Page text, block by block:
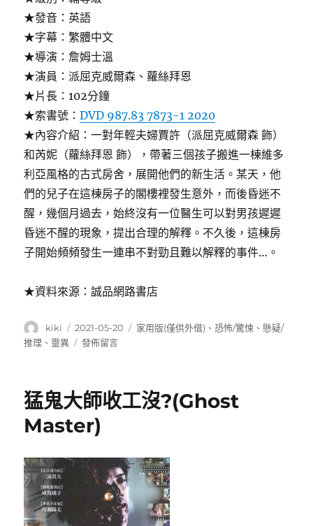
★發音：英語
★字幕：繁體中文
★導演：詹姆士溫
★演員：派屈克威爾森、蘿絲拜恩
★片長：102分鐘
★索書號：DVD 987.83 7873-1 2020
★內容介紹：一對年輕夫婦賈許（派屈克威爾森 飾）
和芮妮（蘿絲拜恩 飾），帶著三個孩子搬進一棟維多
利亞風格的古式房舍，展開他們的新生活。某天，他
們的兒子在這棟房子的閣樓裡發生意外，而後昏迷不
醒，幾個月過去，始終沒有一位醫生可以對男孩遲遲
昏迷不醒的現象，提出合理的解釋。不久後，這棟房
子開始頻頻發生一連串不對勁且難以解釋的事件…。
★資料來源：誠品網路書店
作
者
kiki
發
佈
2021-05-20
分
家用版(僅供外借) 、恐怖/驚悚 、懸疑/
推理 、 靈異
在
(Insidious)〉
發佈留言
猛鬼大師收工沒?(Ghost
Master)